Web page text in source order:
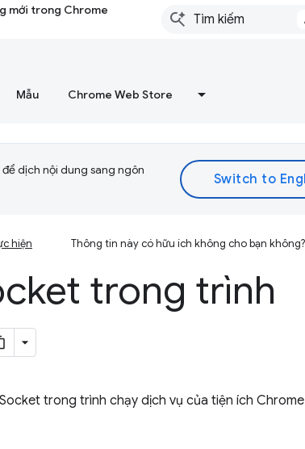
mới trong Chrome
Mẫu Chrome Web Store
dịch nội dung sang ngôn
hiện Thông tin này có hữu ích không cho bạn không?
trong trình
trong trình chạy dịch vụ của tiện ích